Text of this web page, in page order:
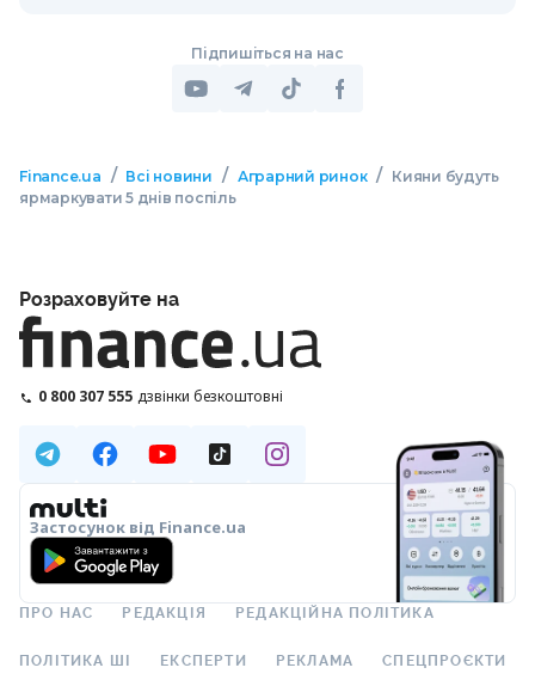
Підпишіться на нас
Finance.ua / Всі новини / Аграрний ринок / Кияни будуть
ярмаркувати 5 днів поспіль
Розраховуйте на
0 800 307 555 дзвінки безкоштовні
Застосунок від Finance.ua
ПРО НАС РЕДАКЦІЯ РЕДАКЦІЙНА ПОЛІТИКА
ПОЛІТИКА ШІ ЕКСПЕРТИ РЕКЛАМА СПЕЦПРОЄКТИ